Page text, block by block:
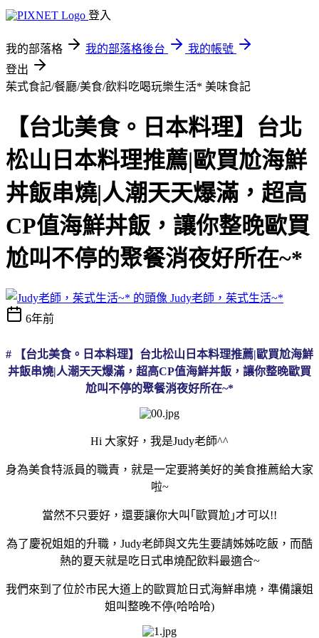
登入
我的部落格 我的部落格後台
我的帳號
登出
茱式食記/餐廳/美食/飲料吃喝玩樂生活* 美味食記
【台北美食。日本料理】台北
松山日本料理推薦|歐買尬海鮮
丼飯串燒|人潮天天爆滿，超高
CP值海鮮丼飯，讓你整晚歐買
尬叫不停的聚餐消夜好所在~*
Judy老師，茱式生活~*
6年前
#
【台北美食。日本料理】台北松山日本料理推薦|歐買尬海鮮
丼飯串燒|人潮天天爆滿，超高CP值海鮮丼飯，讓你整晚歐買
尬叫不停的聚餐消夜好所在~*
Hi 大家好，我是Judy老師^^
身為美食特派員的職責，就是一定要將美好的美食推薦給大家
啦~
當然不只要好，還要讓你大叫｢歐買尬｣才可以!!
為了慶祝姐姐的升職，Judy老師與文先生要請姊姊吃飯，而酷
熱的夏天就是吃日式串燒配飲料最適合~
我們來到了位於市民大道上的歐買尬日式海鮮串燒，準備讓姐
姐叫整晚不停(哈哈哈)